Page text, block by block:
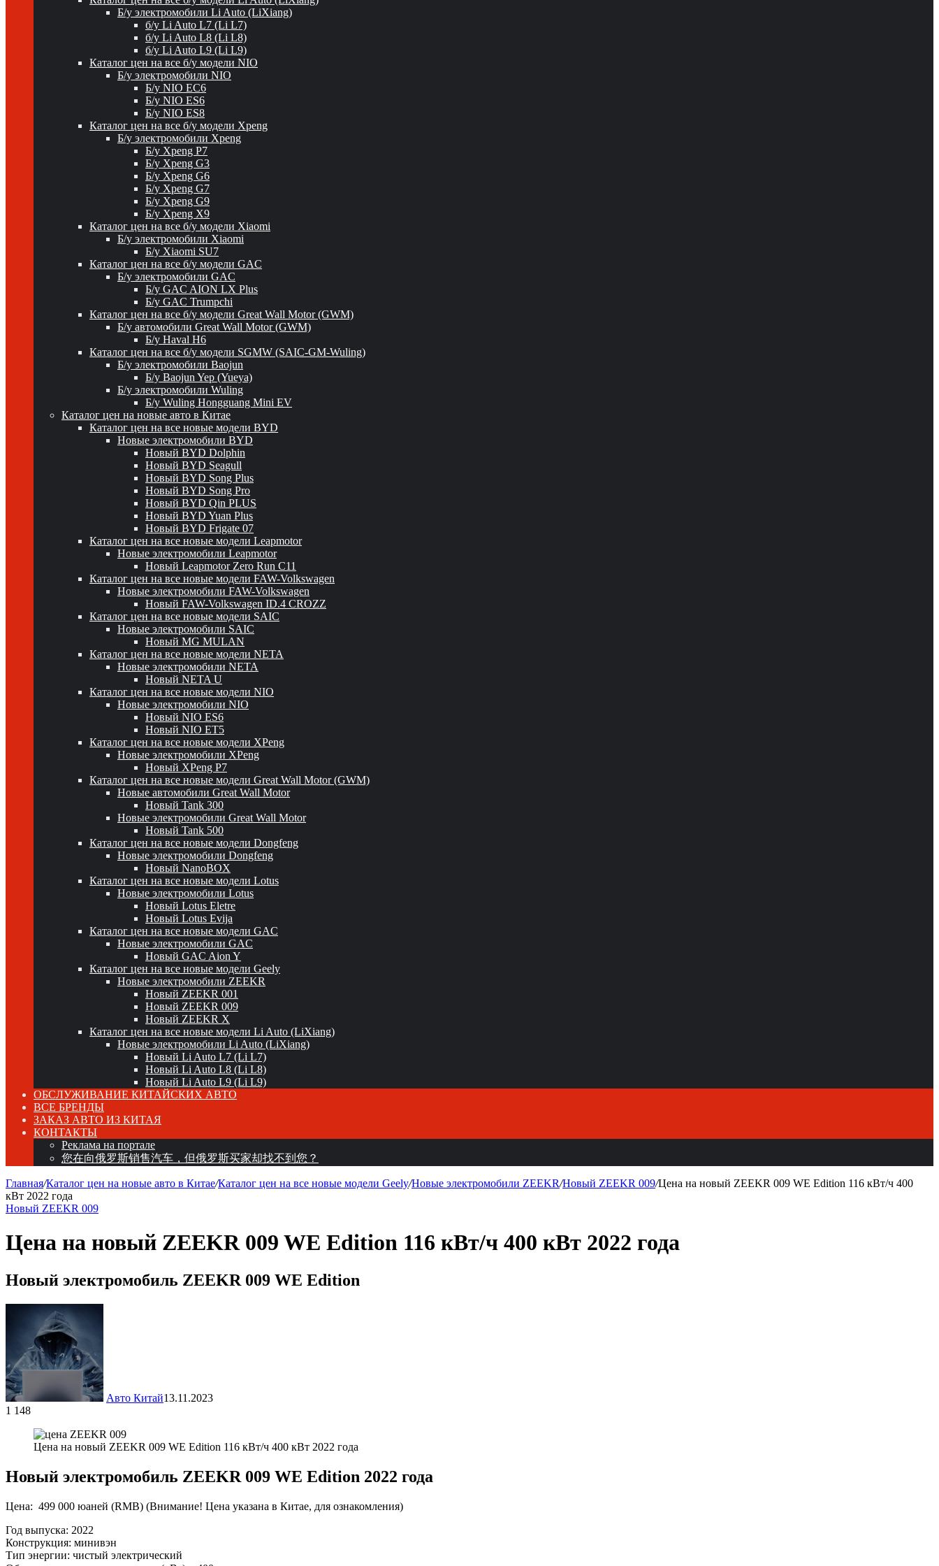
Б/у электромобили Li Auto (LiXiang)
б/у Li Auto L7 (Li L7)
б/у Li Auto L8 (Li L8)
б/у Li Auto L9 (Li L9)
Каталог цен на все б/у модели NIO
Б/у электромобили NIO
Б/у NIO EC6
Б/у NIO ES6
Б/у NIO ES8
Каталог цен на все б/у модели Xpeng
Б/у электромобили Xpeng
Б/у Xpeng P7
Б/у Xpeng G3
Б/у Xpeng G6
Б/у Xpeng G7
Б/у Xpeng G9
Б/у Xpeng X9
Каталог цен на все б/у модели Xiaomi
Б/у электромобили Xiaomi
Б/у Xiaomi SU7
Каталог цен на все б/у модели GAC
Б/у электромобили GAC
Б/у GAC AION LX Plus
Б/у GAC Trumpchi
Каталог цен на все б/у модели Great Wall Motor (GWM)
Б/у автомобили Great Wall Motor (GWM)
Б/у Haval H6
Каталог цен на все б/у модели SGMW (SAIC-GM-Wuling)
Б/у электромобили Baojun
Б/у Baojun Yep (Yueya)
Б/у электромобили Wuling
Б/у Wuling Hongguang Mini EV
Каталог цен на новые авто в Китае
Каталог цен на все новые модели BYD
Новые электромобили BYD
Новый BYD Dolphin
Новый BYD Seagull
Новый BYD Song Plus
Новый BYD Song Pro
Новый BYD Qin PLUS
Новый BYD Yuan Plus
Новый BYD Frigate 07
Каталог цен на все новые модели Leapmotor
Новые электромобили Leapmotor
Новый Leapmotor Zero Run C11
Каталог цен на все новые модели FAW-Volkswagen
Новые электромобили FAW-Volkswagen
Новый FAW-Volkswagen ID.4 CROZZ
Каталог цен на все новые модели SAIC
Новые электромобили SAIC
Новый MG MULAN
Каталог цен на все новые модели NETA
Новые электромобили NETA
Новый NETA U
Каталог цен на все новые модели NIO
Новые электромобили NIO
Новый NIO ES6
Новый NIO ET5
Каталог цен на все новые модели XPeng
Новые электромобили XPeng
Новый XPeng P7
Каталог цен на все новые модели Great Wall Motor (GWM)
Новые автомобили Great Wall Motor
Новый Tank 300
Новые электромобили Great Wall Motor
Новый Tank 500
Каталог цен на все новые модели Dongfeng
Новые электромобили Dongfeng
Новый NanoBOX
Каталог цен на все новые модели Lotus
Новые электромобили Lotus
Новый Lotus Eletre
Новый Lotus Evija
Каталог цен на все новые модели GAC
Новые электромобили GAC
Новый GAC Aion Y
Каталог цен на все новые модели Geely
Новые электромобили ZEEKR
Новый ZEEKR 001
Новый ZEEKR 009
Новый ZEEKR X
Каталог цен на все новые модели Li Auto (LiXiang)
Новые электромобили Li Auto (LiXiang)
Новый Li Auto L7 (Li L7)
Новый Li Auto L8 (Li L8)
Новый Li Auto L9 (Li L9)
ОБСЛУЖИВАНИЕ КИТАЙСКИХ АВТО
ВСЕ БРЕНДЫ
ЗАКАЗ АВТО ИЗ КИТАЯ
КОНТАКТЫ
Реклама на портале
您在向俄罗斯销售汽车，但俄罗斯买家却找不到您？
Главная/Каталог цен на новые авто в Китае/Каталог цен на все новые модели Geely/Новые электромобили ZEEKR/Новый ZEEKR 009/Цена на новый ZEEKR 009 WE Edition 116 кВт/ч 400
кВт 2022 года
Новый ZEEKR 009
Цена на новый ZEEKR 009 WE Edition 116 кВт/ч 400 кВт 2022 года
Новый электромобиль ZEEKR 009 WE Edition
Авто Китай13.11.2023
1 148
Цена на новый ZEEKR 009 WE Edition 116 кВт/ч 400 кВт 2022 года
Новый электромобиль ZEEKR 009 WE Edition 2022 года
Цена: 499 000 юаней (RMB) (Внимание! Цена указана в Китае, для ознакомления)
Год выпуска: 2022
Конструкция: минивэн
Тип энергии: чистый электрический